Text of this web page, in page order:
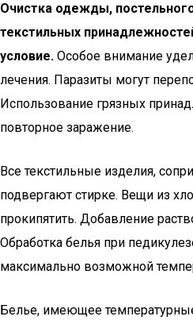
Очистка одежды,
текстильных
условие. Особое внимание
лечения. Паразиты могут
Использование грязных
повторное заражение.
Все текстильные изделия,
подвергают стирке. Вещи из
прокипятить. Добавление
Обработка белья при
максимально возможной
Белье, имеющее